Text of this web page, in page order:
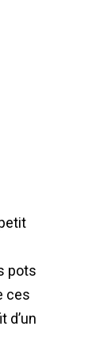
pots
ces
d’un